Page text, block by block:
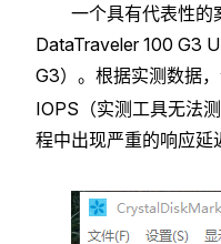
一个具有代表性的
DataTraveler 100 G3
G3）。根据实测数据
IOPS（实测工具无法
程中出现严重的响应延